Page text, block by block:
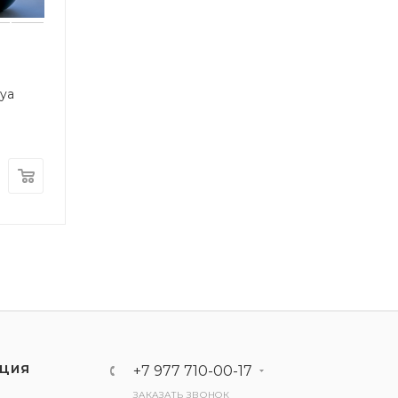
+7 977 710-00-17
ЗАКАЗАТЬ ЗВОНОК